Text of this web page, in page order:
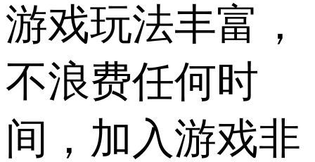
游戏玩法丰富，
不浪费任何时
间，加入游戏非